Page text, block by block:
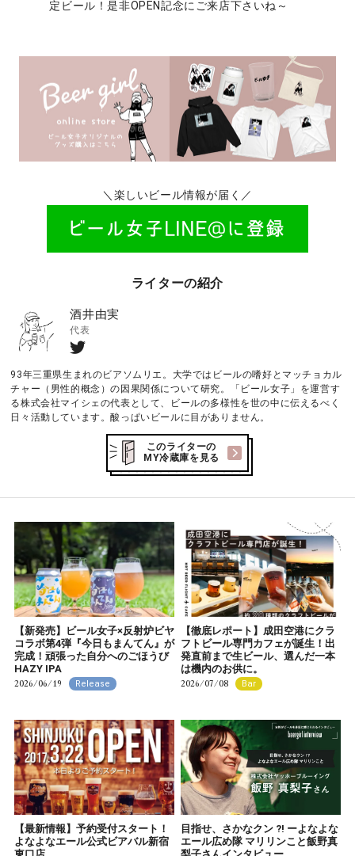
定ビール！是非OPEN記念にご来店下さいね～
＼楽しいビール情報が届く／
ライターの紹介
酒井由実
代表
93年三重県生まれのビアソムリエ。大学ではビールの嗜好とマッチョカル
チャー（男性的概念）の因果関係について研究。「ビール女子」を運営す
る株式会社マイシェの代表として、ビールの多様性を世の中に伝えるべく
日々活動しています。酸っぱいビールに目がありません。
このライターの
MY冷蔵庫を見る
【新発売】ビール女子×反射炉ビヤ
コラボ第4弾『今日もまんてん』が
完成！頑張った自分へのごほうび
HAZY IPA
2026/06/19 Release
【徹底レポート】成田空港にクラ
フトビール専門カフェが誕生！出
発直前まで生ビール、選んだ一本
は機内のお供に。
2026/07/08 Bar
【最新情報】予約受付スタート！
よなよなエール公式ビアバル新宿
目指せ、さかなクン ?! ーよなよな
エール広め隊 マリリンこと飯野真